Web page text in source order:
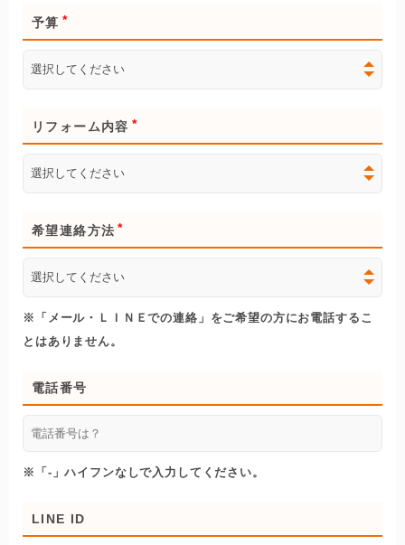
予算
リフォーム内容
希望連絡方法
※「メール・ＬＩＮＥでの連絡」をご希望の方にお電話するこ
とはありません。
電話番号
※「-」ハイフンなしで入力してください。
LINE ID